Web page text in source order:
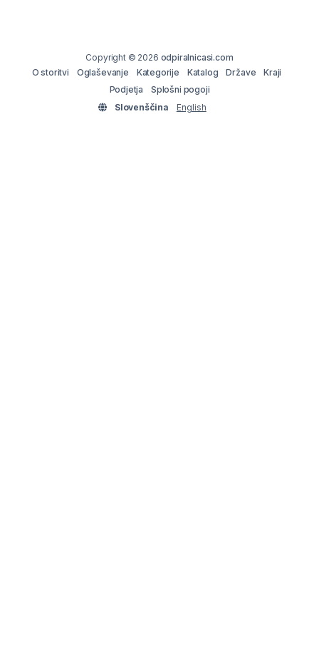
Copyright © 2026 odpiralnicasi.com
O storitvi
Oglaševanje Kategorije Katalog Države
Kraji
Podjetja
Splošni pogoji
Slovenščina
English